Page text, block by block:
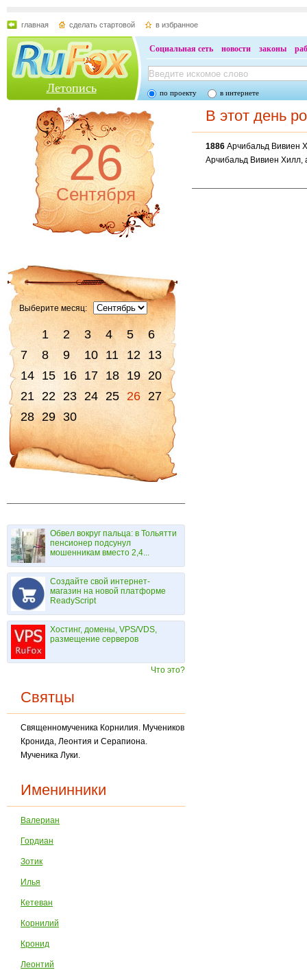
главная сделать стартовой в избранное
Летопись
Социальная сеть новости законы
по проекту в интернете
26
Сентября
Выберите месяц:
1 2 3 4 5
6
7
8 9 10 11 12 13
14 15 16 17 18 19 20
21 22 23 24 25 26 27
28 29 30
Обвел вокруг пальца: в Тольятти
пенсионер подсунул
мошенникам вместо 2,4...
Создайте свой интернет-
магазин на новой платформе
ReadyScript
Хостинг, домены, VPS/VDS,
размещение серверов
Что это?
Святцы
Священномученика Корнилия. Мучеников
Кронида, Леонтия и Серапиона.
Мученика Луки.
Именинники
Валериан
Гордиан
Зотик
Илья
Кетеван
Корнилий
Кронид
Леонтий
В этот день
1886 Арчибальд Вивиен
Арчибальд Вивиен Хилл,